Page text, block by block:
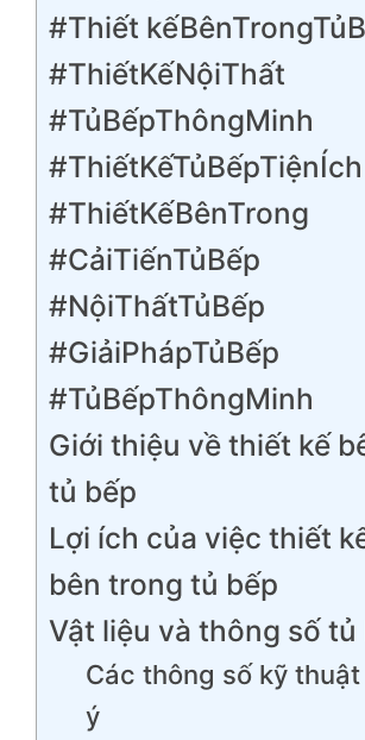
#Thiết
#ThiếtKếNộiThất
#TủBếpThôngMinh
#ThiếtKếTủBếpTiệnÍch
#ThiếtKếBênTrong
#CảiTiếnTủBếp
#NộiThấtTủBếp
#GiảiPhápTủBếp
#TủBếpThôngMinh
Giới thiệu về thiết kế
tủ bếp
Lợi ích của việc thiết
bên trong tủ bếp
Vật liệu và thông số tủ
Các thông số kỹ
ý